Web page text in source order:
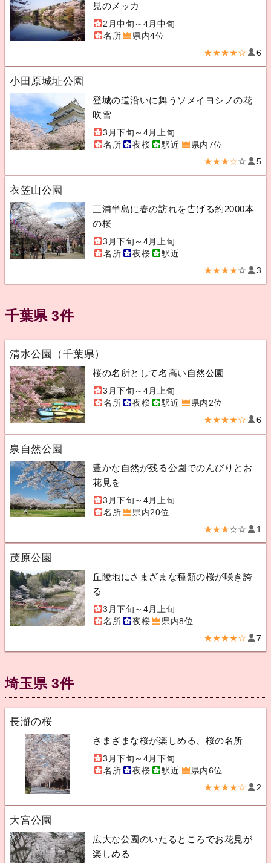
見のメッカ
2月中旬～4月中旬
名所
県内4位
★★★★☆ 6
小田原城址公園
登城の道沿いに舞うソメイヨシノの花
吹雪
3月下旬～4月上旬
名所
夜桜 駅近 県内7位
★★★☆☆ 5
衣笠山公園
三浦半島に春の訪れを告げる約2000本
の桜
3月下旬～4月上旬
名所
夜桜 駅近
★★★★☆ 3
千葉県 3件
清水公園（千葉県）
桜の名所として名高い自然公園
3月下旬～4月上旬
名所
夜桜 駅近 県内2位
★★★★☆ 6
泉自然公園
豊かな自然が残る公園でのんびりとお
花見を
3月下旬～4月上旬
名所
県内20位
★★★☆☆ 1
茂原公園
丘陵地にさまざまな種類の桜が咲き誇
る
3月下旬～4月上旬
名所
夜桜 県内8位
★★★★☆ 7
埼玉県 3件
長瀞の桜
さまざまな桜が楽しめる、桜の名所
3月下旬～4月下旬
名所
夜桜 駅近 県内6位
★★★★☆ 2
大宮公園
広大な公園のいたるところでお花見が
楽しめる